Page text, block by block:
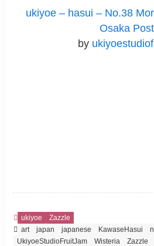
ukiyoe – hasui – No.38
Osaka
by
ukiyoe
Zazzle
art
japan japanese KawaseHasui
UkiyoeStudioFruitJam
Wisteria Zazzle